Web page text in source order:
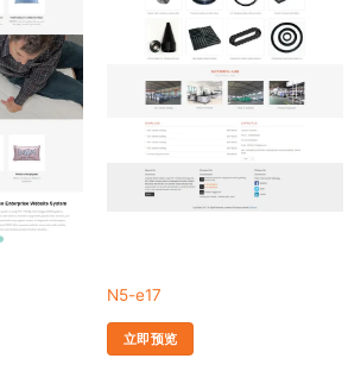
N5-e17
立即预览